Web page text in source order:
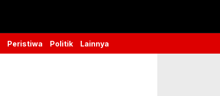
Peristiwa Politik Lainnya